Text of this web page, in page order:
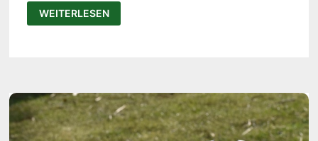
AIRTHRONE:
DIESER
LUFTSESSEL
WEITERLESEN